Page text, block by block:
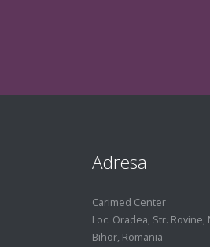
Adresa
Carimed Center
Loc. Oradea, Str. Rovine,
Bihor, Romania